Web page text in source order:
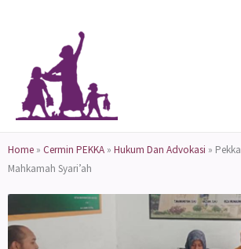
Home » Cermin PEKKA » Hukum Dan Advokasi »
Mahkamah Syari’ah